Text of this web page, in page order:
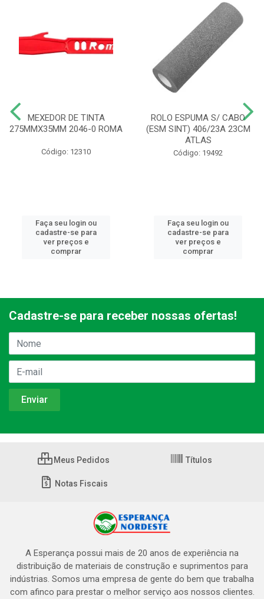
MEXEDOR DE TINTA
275MMX35MM 2046-0 ROMA
Código: 12310
Faça seu login ou
cadastre-se para
ver preços e
comprar
ROLO ESPUMA S/ CABO
(ESM SINT) 406/23A 23CM
ATLAS
Código: 19492
Faça seu login ou
cadastre-se para
ver preços e
comprar
Cadastre-se para receber nossas ofertas!
Meus Pedidos Títulos
Notas Fiscais
A Esperança possui mais de 20 anos de experiência na
distribuição de materiais de construção e suprimentos para
indústrias. Somos uma empresa de gente do bem que trabalha
com afinco para prestar o melhor serviço aos nossos clientes.